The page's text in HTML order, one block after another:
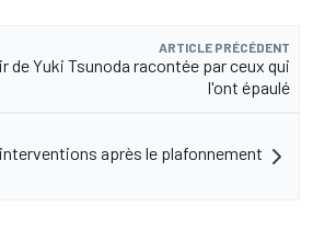
ARTICLE PRÉCÉDENT
de Yuki Tsunoda racontée par ceux qui
l'ont épaulé
après le plafonnement